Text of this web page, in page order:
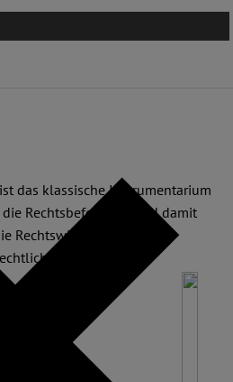
das klassische Instrumentarium
Rechtsbefolgung und damit
Bildung?